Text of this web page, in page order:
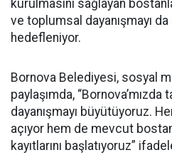
kurulmasını sağlayan
ve toplumsal dayanışmayı
hedefleniyor.
Bornova Belediyesi, sosyal
paylaşımda, “Bornova’mızda
dayanışmayı büyütüyoruz.
açıyor hem de mevcut
kayıtlarını başlatıyoruz”